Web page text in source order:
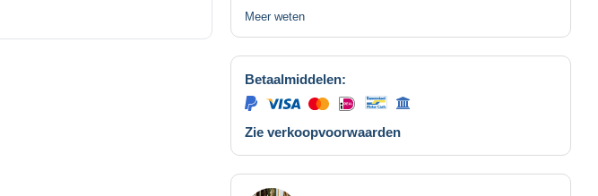
Meer weten
Betaalmiddelen:
Zie verkoopvoorwaarden